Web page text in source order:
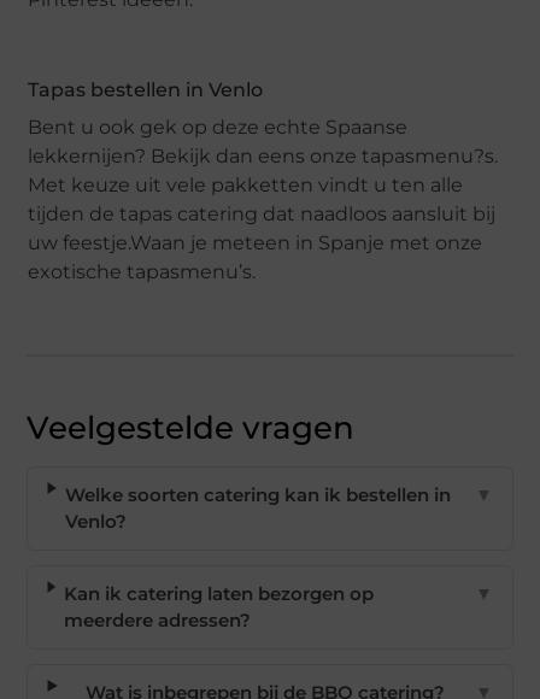
Tapas bestellen in Venlo
Bent u ook gek op deze echte Spaanse
lekkernijen? Bekijk dan eens onze tapasmenu?s.
Met keuze uit vele pakketten vindt u ten alle
tijden de tapas catering dat naadloos aansluit bij
uw feestje.Waan je meteen in Spanje met onze
exotische tapasmenu’s.
Veelgestelde vragen
Welke soorten catering kan ik bestellen in
Venlo?
▼
Kan ik catering laten bezorgen op
meerdere adressen?
▼
Wat is inbegrepen bij de BBQ catering? ▼